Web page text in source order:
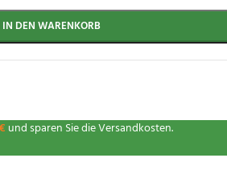
IN DEN WARENKORB
und sparen Sie die Versandkosten.